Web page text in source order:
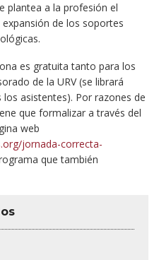
plantea a la profesión el
de los soportes
es gratuita tanto para los
de la URV (se librará
asistentes). Por razones de
que formalizar a través del
web
jornada-correcta-
que también